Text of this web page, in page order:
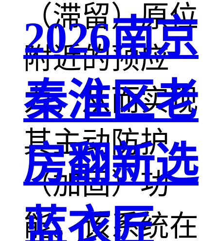
（滞留）原位
附近的预应
力，从而实现
其主动防护
（加固）功
能。该系统在
2026南京
秦淮区老
房翻新选
蓝衣匠